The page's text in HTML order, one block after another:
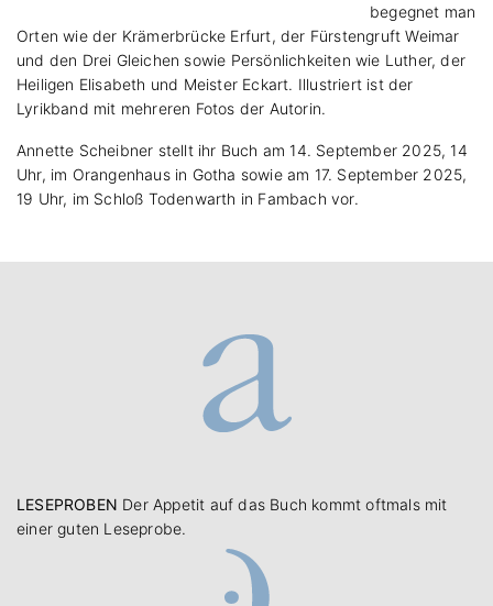
begegnet man
Orten wie der Krämerbrücke Erfurt, der Fürstengruft Weimar
und den Drei Gleichen sowie Persönlichkeiten wie Luther, der
Heiligen Elisabeth und Meister Eckart. Illustriert ist der
Lyrikband mit mehreren Fotos der Autorin.
Annette Scheibner stellt ihr Buch am 14. September 2025, 14
Uhr, im Orangenhaus in Gotha sowie am 17. September 2025,
19 Uhr, im Schloß Todenwarth in Fambach vor.
LESEPROBEN Der Appetit auf das Buch kommt oftmals mit
einer guten Leseprobe.